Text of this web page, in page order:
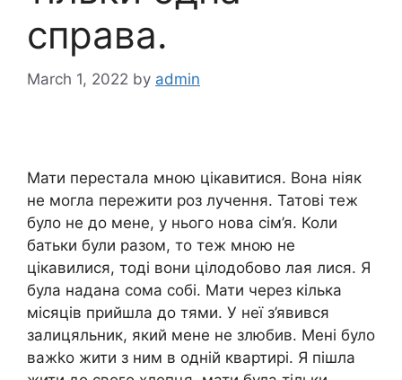
справа.
March 1, 2022 by admin
Мати перестала мною цікавитися. Вона ніяк
не могла пережити роз лучення. Татові теж
було не до мене, у нього нова сім’я. Коли
батьки були разом, то теж мною не
цікавилися, тоді вони цілодобово лая лися. Я
була надана сома собі. Мати через кілька
місяців прийшла до тями. У неї з’явився
залицяльник, який мене не злюбив. Мені було
важkо жити з ним в одній квартирі. Я пішла